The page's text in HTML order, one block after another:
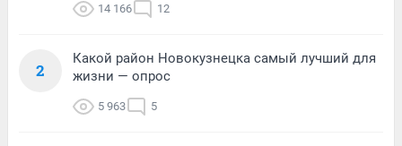
14 166 12
2
Какой район Новокузнецка самый лучший для
жизни — опрос
5 963 5